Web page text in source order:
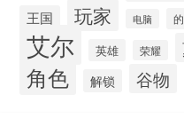
王国 玩家 电脑
艾尔 英雄 荣耀
角色 解锁 谷物